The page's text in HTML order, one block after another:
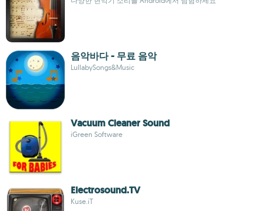
음악바다 - 무료 음악
LullabySongs&Music
Vacuum Cleaner Sound
iGreen Software
Electrosound.TV
Kuse.iT